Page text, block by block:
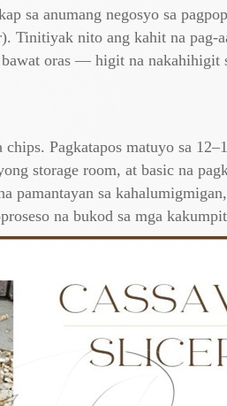
sa anumang negosyo sa
Tinitiyak nito ang kahit na pag-
oras — higit na nakahihigit
Pagkatapos matuyo sa
storage room, at basic na
pamantayan sa
na bukod sa mga